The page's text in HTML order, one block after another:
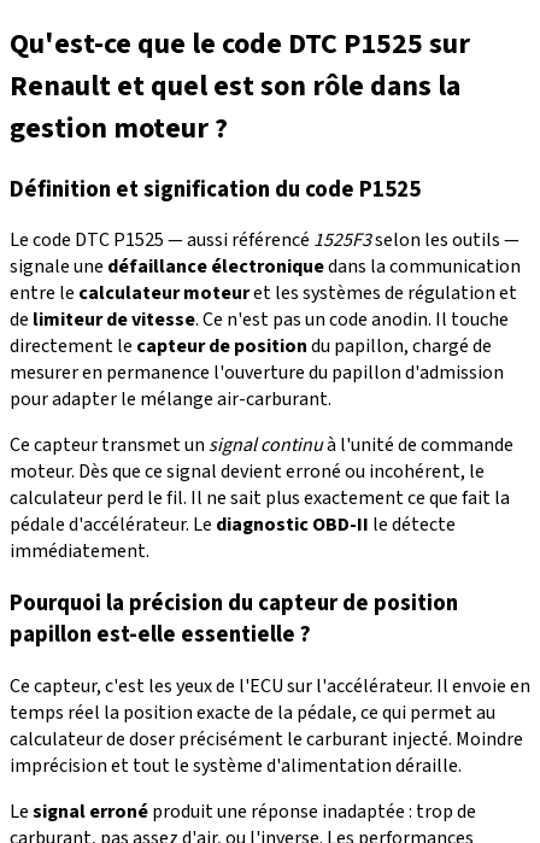
Qu'est-ce que le code DTC P1525 sur
Renault et quel est son rôle dans la
gestion moteur ?
Définition et signification du code P1525
Le code DTC P1525 — aussi référencé 1525F3selon les outils —
signale une défaillance électroniquedans la communication
entre le calculateur moteuret les systèmes de régulation et
de limiteur de vitesse. Ce n'est pas un code anodin. Il touche
directement le capteur de positiondu papillon, chargé de
mesurer en permanence l'ouverture du papillon d'admission
pour adapter le mélange air-carburant.
Ce capteur transmet un signal continuà l'unité de commande
moteur. Dès que ce signal devient erroné ou incohérent, le
calculateur perd le fil. Il ne sait plus exactement ce que fait la
pédale d'accélérateur. Le diagnostic OBD-II le détecte
immédiatement.
Pourquoi la précision du capteur de position
papillon est-elle essentielle ?
Ce capteur, c'est les yeux de l'ECU sur l'accélérateur. Il envoie en
temps réel la position exacte de la pédale, ce qui permet au
calculateur de doser précisément le carburant injecté. Moindre
imprécision et tout le système d'alimentation déraille.
Lesignal erronéproduit une réponse inadaptée : trop de